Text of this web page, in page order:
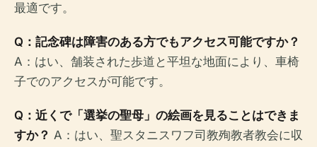
最適です。
Q：記念碑は障害のある方でもアクセス可能ですか？
A：はい、舗装された歩道と平坦な地面により、車椅
子でのアクセスが可能です。
Q：近くで「選挙の聖母」の絵画を見ることはできま
すか？ A：はい、聖スタニスワフ司教殉教者教会に収